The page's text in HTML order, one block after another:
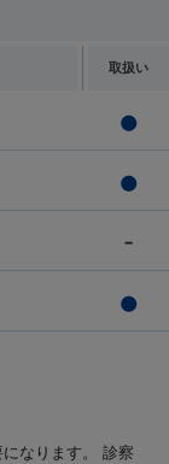
取扱い
なります。 診察